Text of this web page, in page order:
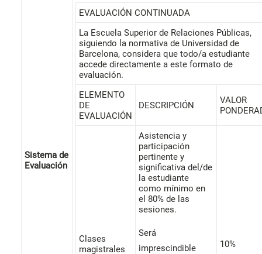
Sistema de
Evaluación
EVALUACIÓN CONTINUADA
La Escuela Superior de Relaciones Públicas,
siguiendo la normativa de Universidad de
Barcelona, ​​considera que todo/a estudiante
accede directamente a este formato de
evaluación.
ELEMENTO
DE
EVALUACIÓN
DESCRIPCIÓN
VALOR
Clases
magistrales
Asistencia y
participación
pertinente y
significativa del/de
la estudiante
como mínimo en
el 80% de las
sesiones.
Será
imprescindible
10%